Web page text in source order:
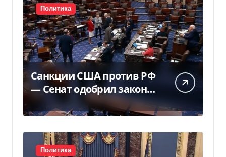
Политика
Санкции США против РФ
— Сенат одобрил закон
Грема — Фокус
Политика